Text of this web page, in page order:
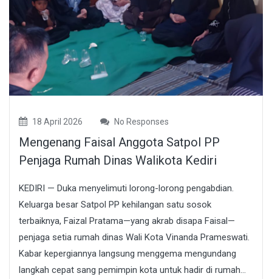
18 April 2026 No Responses
Mengenang Faisal Anggota Satpol PP
Penjaga Rumah Dinas Walikota Kediri
KEDIRI — Duka menyelimuti lorong-lorong pengabdian.
Keluarga besar Satpol PP kehilangan satu sosok
terbaiknya, Faizal Pratama—yang akrab disapa Faisal—
penjaga setia rumah dinas Wali Kota Vinanda Prameswati.
Kabar kepergiannya langsung menggema mengundang
langkah cepat sang pemimpin kota untuk hadir di rumah...